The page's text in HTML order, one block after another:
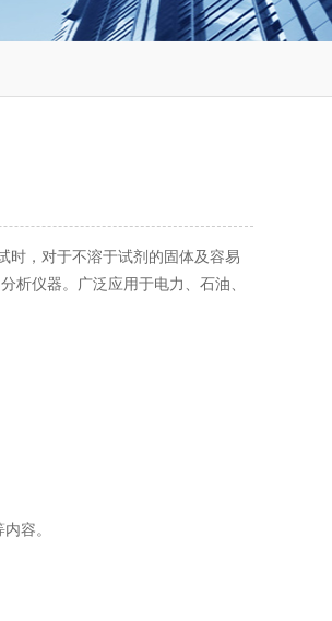
时，对于不溶于试剂的固体及容易
析仪器。广泛应用于电力、石油、
容。